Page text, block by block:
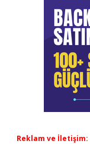
Reklam ve İletişim: